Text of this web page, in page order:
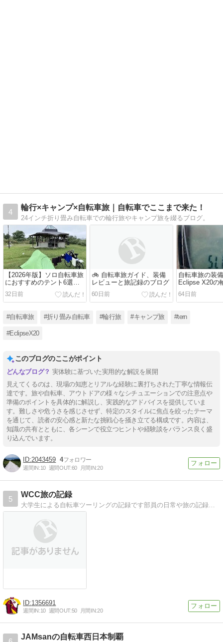
4
輪行×キャンプ×自転車旅｜自転車でここまで来た！
24インチ折り畳み自転車での輪行旅やキャンプ旅を綴るブログ。
【2026年版】ソロ自転車旅
におすすめのテント6選｜
価格・軽量性・快適性を比
較
32日前
🚲 自転車旅ガイド、装備
レビューと旅記録のブログ
60日前
自転車旅の装
Eclipse X20の
プ旅仕様
64日前
#自転車旅 #折り畳み自転車 #輪行旅 #キャンプ旅 #tern
#EclipseX20
このブログのここがポイント
実体験に基づいた実用的な解説を展開
見えてくるのは、現場の知恵とリアルな経験に裏打ちされた丁寧な情報伝
達です。旅や自転車、アウトドアの様々なシチュエーションでの注意点や
準備のポイントを具体的に解説し、実践的なアドバイスを提供していま
す。難しさや危うさを感じさせず、特定のスタイルに焦点を絞ったテーマ
を通じて、読者の安心感と新たな挑戦心を掻き立てる構成です。内容は、
知識の共有とともに、各シーンで役立つヒントや経験談をバランス良く盛
り込んでいます。
2043459 4
週間IN:10 週間OUT:60 月間IN:20
5
WCC旅の記録
大学生による自転車ツーリングの記録です部員の日常や旅の記録を写真と共にお届けしていきます
1356691
週間IN:10 週間OUT:50 月間IN:20
JAMsanの自転車西日本制覇